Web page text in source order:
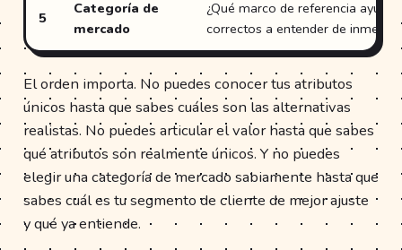
5
Categoría de
mercado
¿Qué marco de referencia ayuda
correctos a entender de
El orden importa. No puedes conocer tus atributos
únicos hasta que sabes cuáles son las alternativas
realistas. No puedes articular el valor hasta que sabes
qué atributos son realmente únicos. Y no puedes
elegir una categoría de mercado sabiamente hasta que
sabes cuál es tu segmento de cliente de mejor ajuste
y qué ya entiende.